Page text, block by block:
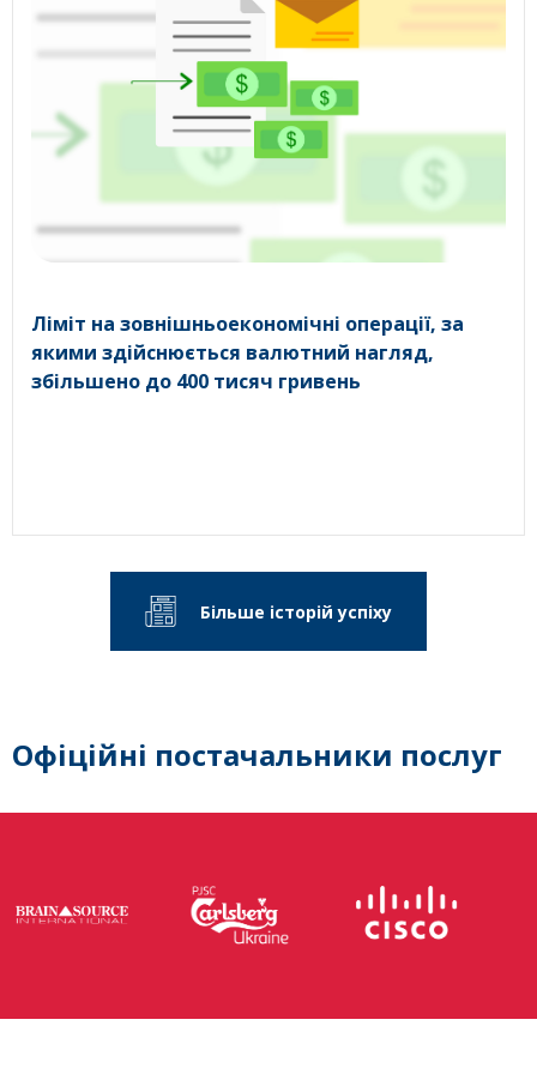
Ліміт на зовнішньоекономічні операції, за
якими здійснюється валютний нагляд,
збільшено до 400 тисяч гривень
Більше історій успіху
Офіційні постачальники послуг